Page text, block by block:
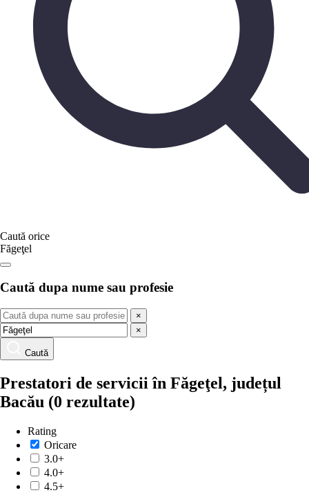
Caută orice
Făgeţel
Caută dupa nume sau profesie
×
×
Caută
Prestatori de servicii în Făgeţel, județul
Bacău (0 rezultate)
Rating
Oricare
3.0+
4.0+
4.5+